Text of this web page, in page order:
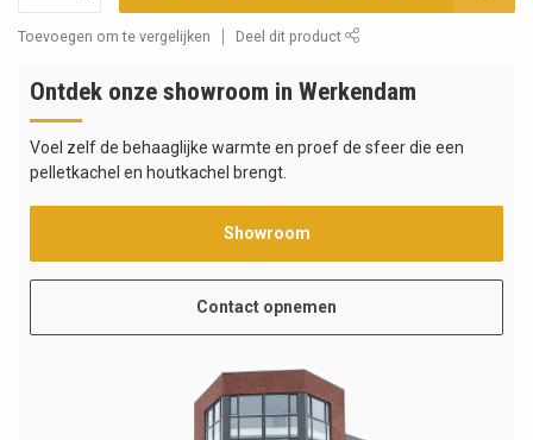
Toevoegen om te vergelijken Deel dit product
Ontdek onze showroom in Werkendam
Voel zelf de behaaglijke warmte en proef de sfeer die een
pelletkachel en houtkachel brengt.
Showroom
Contact opnemen